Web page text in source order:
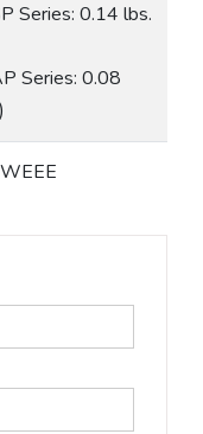
Series: 0.14 lbs.
Series: 0.08